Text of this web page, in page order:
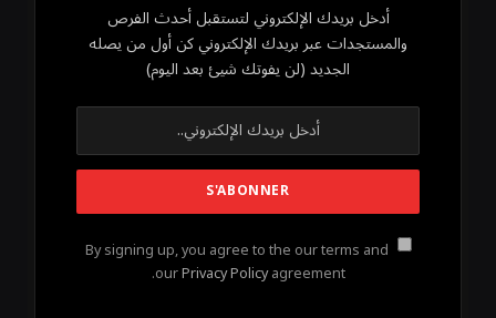
أدخل بريدك الإلكتروني لتستقبل أحدث الفرص
والمستجدات عبر بريدك الإلكتروني كن أول من يصله
الجديد (لن يفوتك شيئ بعد اليوم)
By signing up, you agree to the our terms and
ourPrivacy Policyagreement.